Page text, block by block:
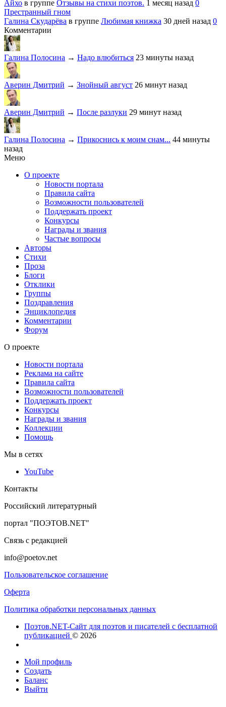
Айхо в группе Отзывы на стихи поэтов. 1 месяц назад 0
Престранный гном
Галина Скударёва в группе Любимая книжка 30 дней назад 0
Комментарии
Галина Полосина → Надо влюбиться 23 минуты назад
Аверин Дмитрий → Знойный август 26 минут назад
Аверин Дмитрий → После разлуки 29 минут назад
Галина Полосина → Прикоснись к моим снам... 44 минуты
назад
Меню
О проекте
Новости портала
Правила сайта
Возможности пользователей
Поддержать проект
Конкурсы
Награды и звания
Частые вопросы
Авторы
Стихи
Проза
Блоги
Отклики
Группы
Поздравления
Энциклопедия
Комментарии
Форум
О проекте
Новости портала
Реклама на сайте
Правила сайта
Возможности пользователей
Поддержать проект
Конкурсы
Награды и звания
Коллекции
Помощь
Мы в сетях
YouTube
Контакты
Российский литературный
портал "ПОЭТОВ.NET"
Связь с редакцией
info@poetov.net
Пользовательское соглашение
Оферта
Политика обработки персональных данных
Поэтов.NET-Сайт для поэтов и писателей с бесплатной
публикацией © 2026
Мой профиль
Создать
Баланс
Выйти